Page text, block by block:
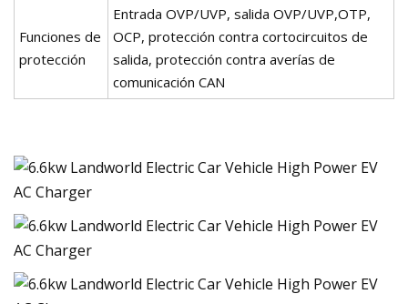
Funciones de
protección
Entrada OVP/UVP, salida OVP/UVP,OTP,
OCP, protección contra cortocircuitos de
salida, protección contra averías de
comunicación CAN